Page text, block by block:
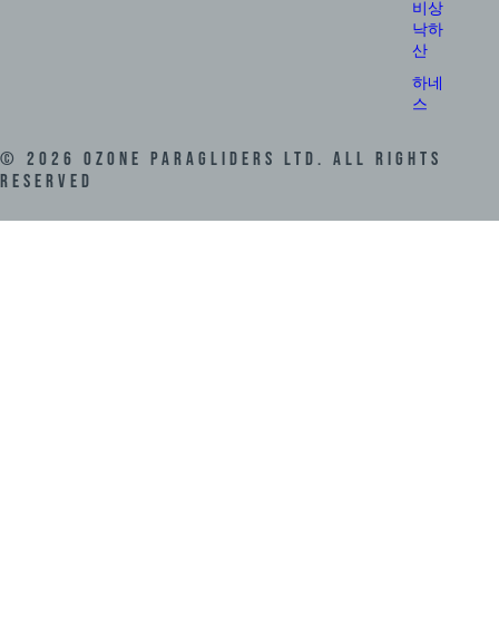
비상
낙하
산
하네
스
© 2026 Ozone Paragliders LTD. All Rights
Reserved